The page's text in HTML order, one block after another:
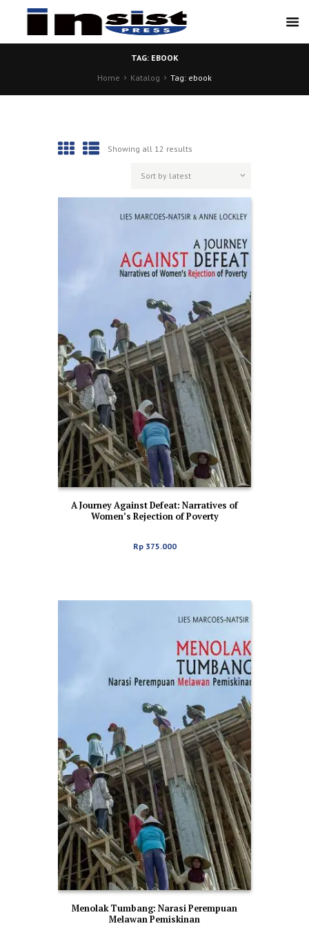
TAG: EBOOK
Home
Katalog Tag: ebook
Showing all 12 results
A Journey Against Defeat: Narratives of
Women’s Rejection of Poverty
Rp375.000
Menolak Tumbang: Narasi Perempuan
Melawan Pemiskinan